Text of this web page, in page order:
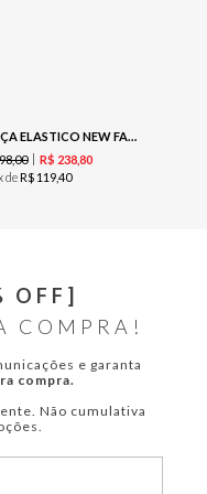
CALÇA ELASTICO NEW FABRIC - CAPUCCINO
,00 R$ 23880
deR$ 11940
OFF]
COMPRA!
e garanta
compra.
Não cumulativa